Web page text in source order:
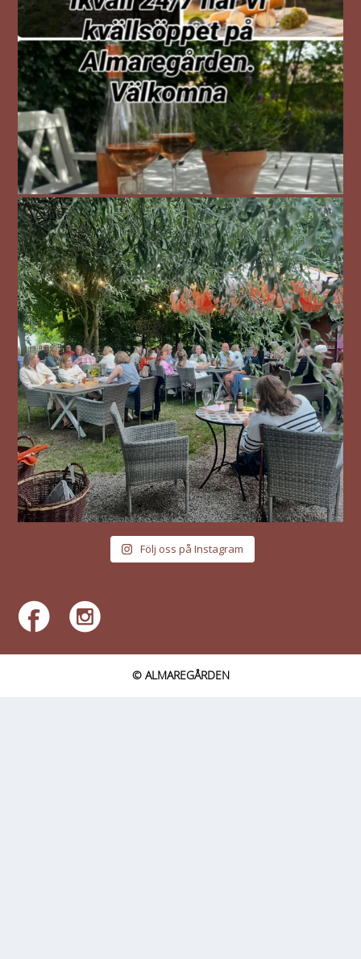
Följ oss på Instagram
© ALMAREGÅRDEN